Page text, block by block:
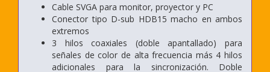
Cable SVGA para monitor, proyector y PC
Conector tipo D-sub HDB15 macho en ambos
extremos
3 hilos coaxiales (doble apantallado) para
señales de color de alta frecuencia más 4 hilos
adicionales para la sincronización. Doble